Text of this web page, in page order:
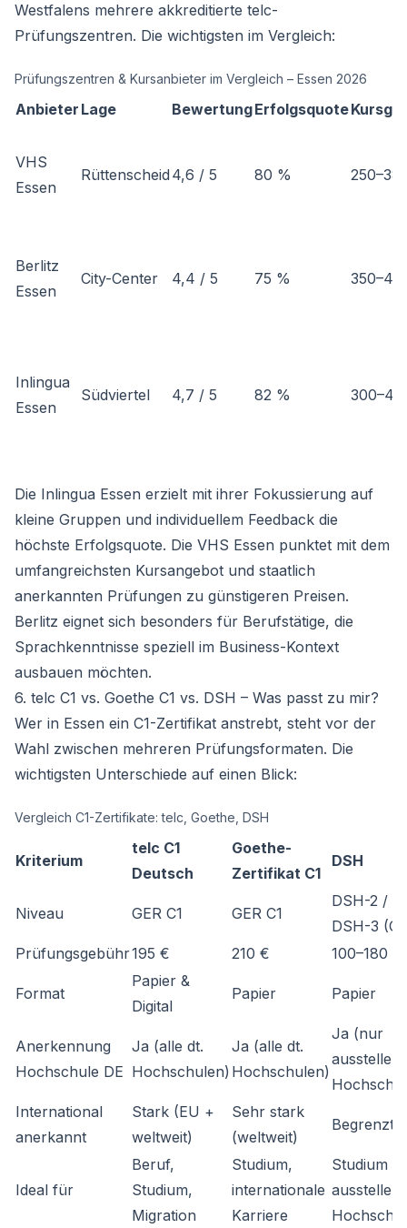
Westfalens mehrere akkreditierte telc-
Prüfungszentren. Die wichtigsten im Vergleich:
Prüfungszentren & Kursanbieter im Vergleich – Essen 2026
Anbieter Lage BewertungErfolgsquote
VHS
Essen
Rüttenscheid 4,6 / 5 80 %
Berlitz
Essen
City-Center 4,4 / 5 75 %
Inlingua
Essen
Südviertel 4,7 / 5 82 %
Die Inlingua Essen erzielt mit ihrer Fokussierung auf
kleine Gruppen und individuellem Feedback die
höchste Erfolgsquote. Die VHS Essen punktet mit dem
umfangreichsten Kursangebot und staatlich
anerkannten Prüfungen zu günstigeren Preisen.
Berlitz eignet sich besonders für Berufstätige, die
Sprachkenntnisse speziell im Business-Kontext
ausbauen möchten.
6. telc C1 vs. Goethe C1 vs. DSH – Was passt zu mir?
Wer in Essen ein C1-Zertifikat anstrebt, steht vor der
Wahl zwischen mehreren Prüfungsformaten. Die
wichtigsten Unterschiede auf einen Blick:
Vergleich C1-Zertifikate: telc, Goethe, DSH
Kriterium
telc C1
Deutsch
Goethe-
Zertifikat C1
DSH
Niveau GER C1 GER C1
DSH-2 /
DSH-3
Prüfungsgebühr195 € 210 € 100–180 €
Format
Papier &
Digital
Papier Papier
Anerkennung
Hochschule DE
Ja (alle dt.
Hochschulen)
Ja (alle dt.
Hochschulen)
Ja (nur
International
anerkannt
Stark (EU +
weltweit)
Sehr stark
(weltweit)
Begrenzt
Ideal für
Beruf,
Studium,
Migration
Studium,
internationale
Karriere
Studium